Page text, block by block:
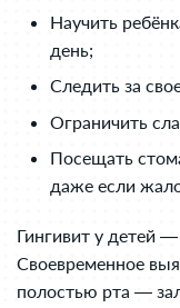
Научить
день;
Следить за
Ограничить
Посещать
даже если
Гингивит у детей
Своевременное
полостью рта —